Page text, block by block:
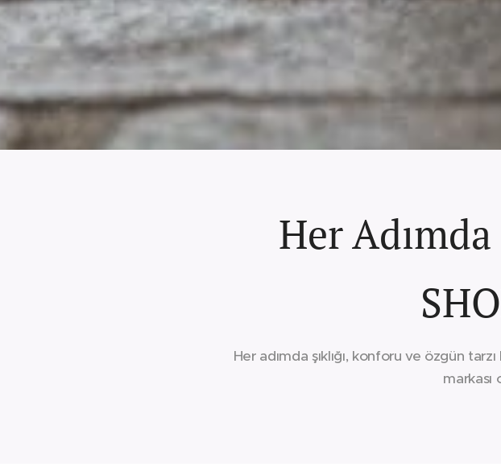
Her
Her adımda şıklığı, konforu ve özgün